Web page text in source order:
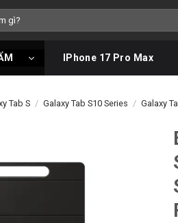
IPhone 17 Pro Max
Tab S / Galaxy Tab S10 Series / Galaxy